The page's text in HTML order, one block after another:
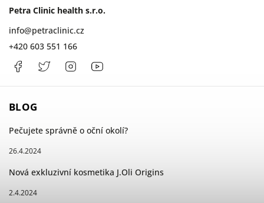
Petra Clinic health s.r.o.
info@petraclinic.cz
+420 603 551 166
FacebookPetraClinicInstagram
BLOG
Pečujete správně o oční okolí?
26.4.2024
Nová exkluzivní kosmetika J.Oli Origins
2.4.2024